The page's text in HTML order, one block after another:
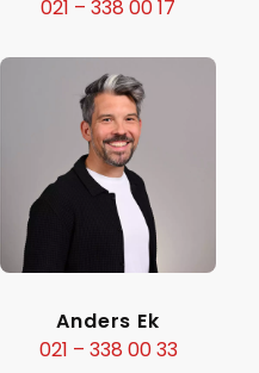
021 – 338 00 17
Anders Ek
021 – 338 00 33